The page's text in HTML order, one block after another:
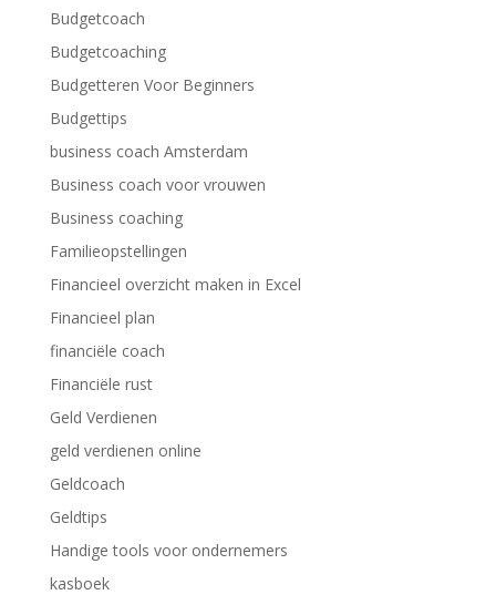
Budgetcoach
Budgetcoaching
Budgetteren Voor Beginners
Budgettips
business coach Amsterdam
Business coach voor vrouwen
Business coaching
Familieopstellingen
Financieel overzicht maken in Excel
Financieel plan
financiële coach
Financiële rust
Geld Verdienen
geld verdienen online
Geldcoach
Geldtips
Handige tools voor ondernemers
kasboek